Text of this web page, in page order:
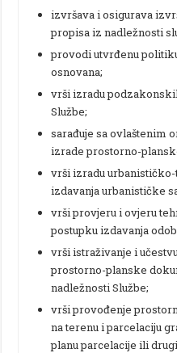
izvršava i osigurava
propisa iz nadležnosti
provodi utvrđenu
osnovana;
vrši izradu
Službe;
sarađuje sa ovlaštenim
izrade prostorno-
vrši izradu
izdavanja urbanističke
vrši provjeru i ovjeru
postupku izdavanja
vrši istraživanje i
prostorno-planske
nadležnosti Službe;
vrši provođenje
na terenu i parcelaciju
planu parcelacije ili